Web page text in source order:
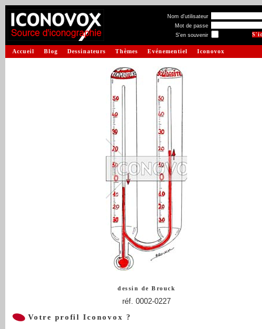
Nom d'utilisateur
Mot de passe
S'en souvenir
Accueil Blog Dessinateurs Thèmes Evénementiel Iconovox
dessin de Brouck
réf. 0002-0227
Votre profil Iconovox ?